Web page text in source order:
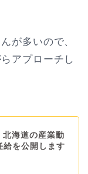
が多いので、
アプローチし
北海道の産業動
給を公開します